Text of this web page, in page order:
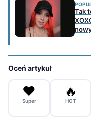
Tak
Oceń artykuł
❤️
Super
🔥
HOT